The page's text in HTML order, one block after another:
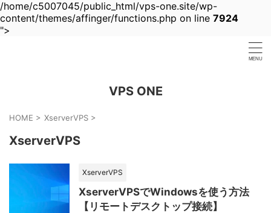
/home/c5007045/public_html/vps-one.site/wp-
content/themes/affinger/functions.php on line 7924
">
VPS ONE
HOME > XserverVPS >
XserverVPS
XserverVPS
XserverVPSでWindowsを使う方法
【リモートデスクトップ接続】